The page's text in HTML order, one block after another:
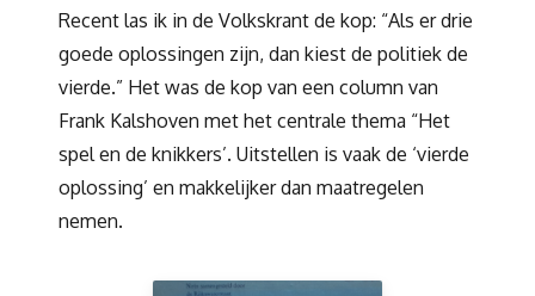
Recent las ik in de Volkskrant de kop: “Als er drie
goede oplossingen zijn, dan kiest de politiek de
vierde.” Het was de kop van een column van
Frank Kalshoven met het centrale thema “Het
spel en de knikkers’. Uitstellen is vaak de ‘vierde
oplossing’ en makkelijker dan maatregelen
nemen.